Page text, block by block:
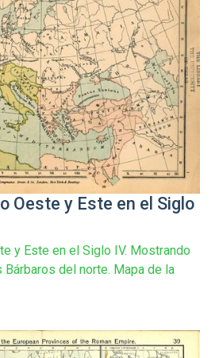
Oeste y Este en el Siglo
y Este en el Siglo IV. Mostrando
del norte. Mapa de la